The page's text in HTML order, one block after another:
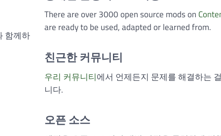
함께하
There are over 3000 open source mods on
are ready to be used, adapted or learned from.
친근한 커뮤니티
우리 커뮤니티에서 언제든지 문제를 해결하는
니다.
오픈 소스